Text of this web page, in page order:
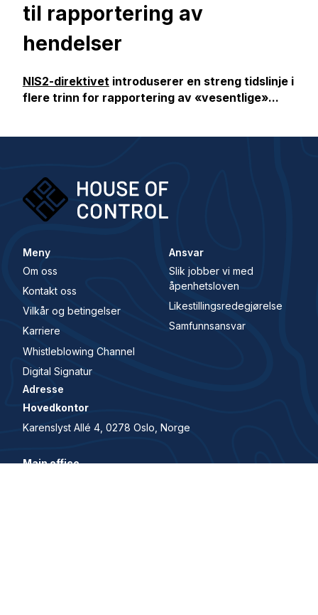
til rapportering av
hendelser
NIS2-direktivetintroduserer en streng tidslinje i
flere trinn for rapportering av «vesentlige»...
Meny
Om oss
Kontakt oss
Vilkår og betingelser
Karriere
Whistleblowing Channel
Digital Signatur
Ansvar
Slik jobber vi med
åpenhetsloven
Likestillingsredegjørelse
Samfunnsansvar
Adresse
Hovedkontor
Karenslyst Allé 4, 0278 Oslo, Norge
Main office